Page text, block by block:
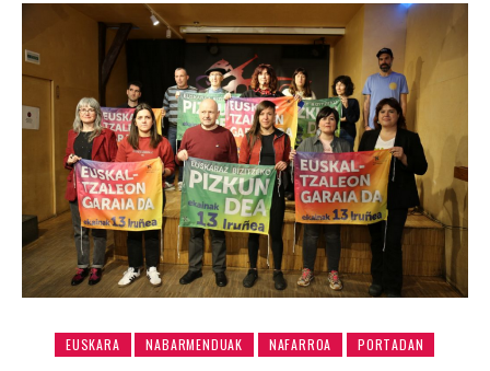
EUSKARA NABARMENDUAK NAFARROA PORTADAN